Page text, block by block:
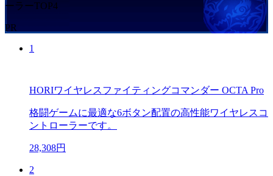
ーラーTOP4
PR
1
HORIワイヤレスファイティングコマンダー OCTA Pro
格闘ゲームに最適な6ボタン配置の高性能ワイヤレスコ
ントローラーです。
28,308円
2